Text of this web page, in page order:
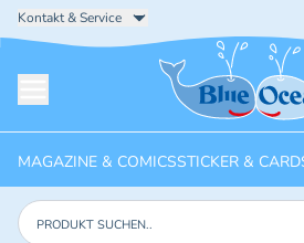
Kontakt & Service
Startseite
MAGAZINE & COMICSSTICKER &
Produkte suchen